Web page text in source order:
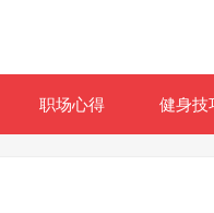
职场心得 健身技